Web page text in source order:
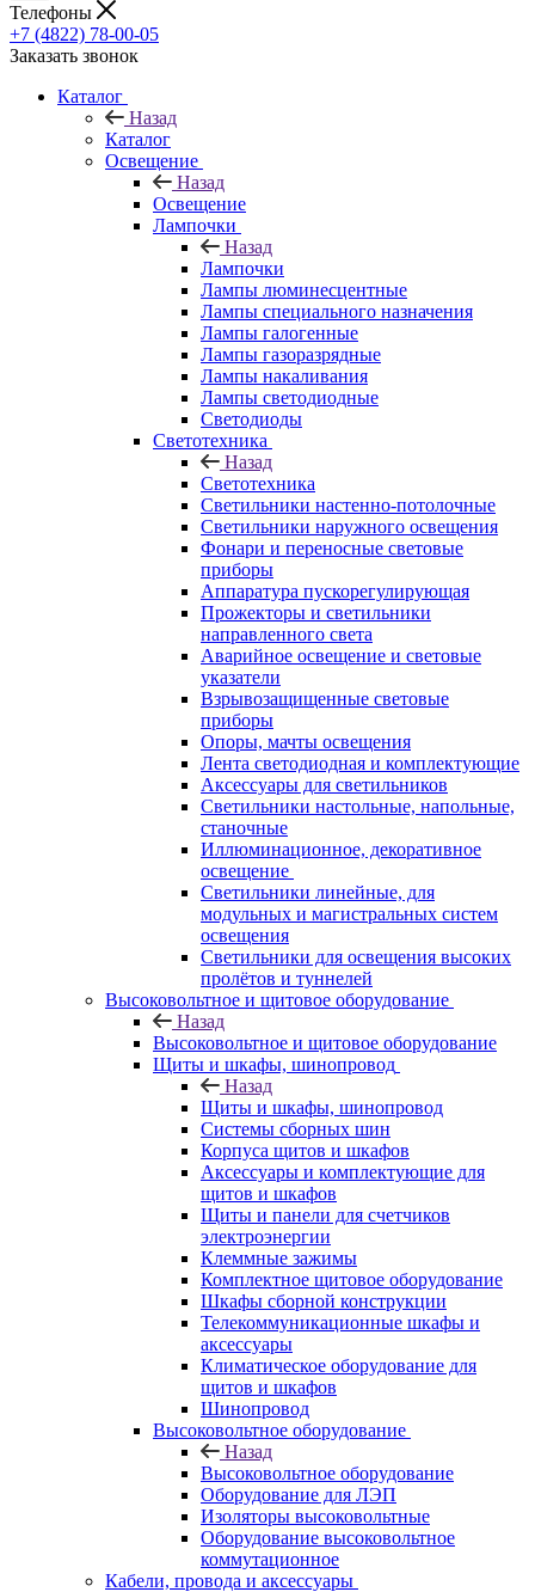
Телефоны
+7 (4822) 78-00-05
Заказать звонок
Каталог
Назад
Каталог
Освещение
Назад
Освещение
Лампочки
Назад
Лампочки
Лампы люминесцентные
Лампы специального назначения
Лампы галогенные
Лампы газоразрядные
Лампы накаливания
Лампы светодиодные
Светодиоды
Светотехника
Назад
Светотехника
Светильники настенно-потолочные
Светильники наружного освещения
Фонари и переносные световые
приборы
Аппаратура пускорегулирующая
Прожекторы и светильники
направленного света
Аварийное освещение и световые
указатели
Взрывозащищенные световые
приборы
Опоры, мачты освещения
Лента светодиодная и комплектующие
Аксессуары для светильников
Светильники настольные, напольные,
станочные
Иллюминационное, декоративное
освещение
Светильники линейные, для
модульных и магистральных систем
освещения
Светильники для освещения высоких
пролётов и туннелей
Высоковольтное и щитовое оборудование
Назад
Высоковольтное и щитовое оборудование
Щиты и шкафы, шинопровод
Назад
Щиты и шкафы, шинопровод
Системы сборных шин
Корпуса щитов и шкафов
Аксессуары и комплектующие для
щитов и шкафов
Щиты и панели для счетчиков
электроэнергии
Клеммные зажимы
Комплектное щитовое оборудование
Шкафы сборной конструкции
Телекоммуникационные шкафы и
аксессуары
Климатическое оборудование для
щитов и шкафов
Шинопровод
Высоковольтное оборудование
Назад
Высоковольтное оборудование
Оборудование для ЛЭП
Изоляторы высоковольтные
Оборудование высоковольтное
коммутационное
Кабели, провода и аксессуары